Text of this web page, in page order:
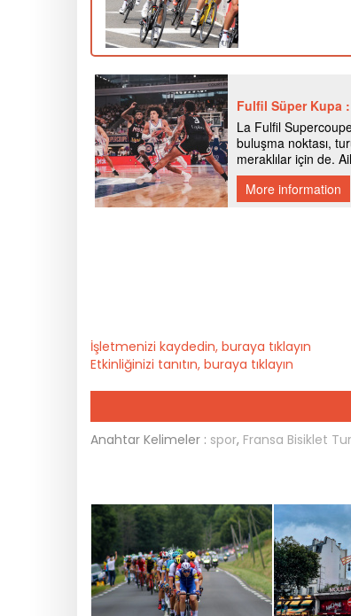
İşletmenizi kaydedin, buraya tıklayın
Etkinliğinizi tanıtın, buraya tıklayın
Anahtar Kelimeler : spor, Fransa Bisiklet